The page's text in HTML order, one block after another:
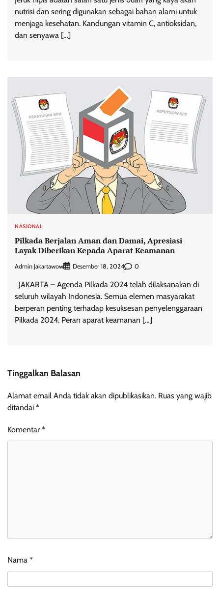
nutrisi dan sering digunakan sebagai bahan alami untuk
menjaga kesehatan. Kandungan vitamin C, antioksidan,
dan senyawa […]
NASIONAL
Pilkada Berjalan Aman dan Damai, Apresiasi
Layak Diberikan Kepada Aparat Keamanan
Admin Jakartawow Desember 18, 2024 0
JAKARTA – Agenda Pilkada 2024 telah dilaksanakan di
seluruh wilayah Indonesia. Semua elemen masyarakat
berperan penting terhadap kesuksesan penyelenggaraan
Pilkada 2024. Peran aparat keamanan […]
Tinggalkan Balasan
Alamat email Anda tidak akan dipublikasikan. Ruas yang wajib
ditandai *
Komentar *
Nama *